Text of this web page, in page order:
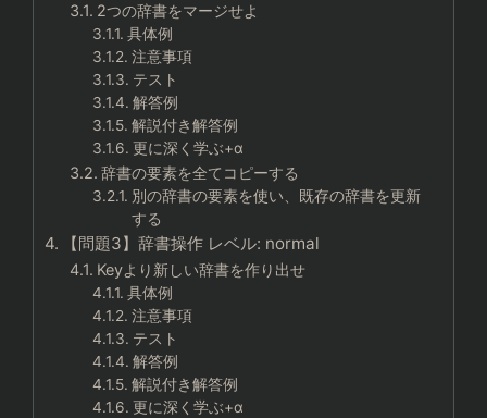
2つの辞書をマージせよ
具体例
注意事項
テスト
解答例
解説付き解答例
更に深く学ぶ+α
辞書の要素を全てコピーする
別の辞書の要素を使い、既存の辞書を更新
する
【問題3】辞書操作 レベル: normal
Keyより新しい辞書を作り出せ
具体例
注意事項
テスト
解答例
解説付き解答例
更に深く学ぶ+α